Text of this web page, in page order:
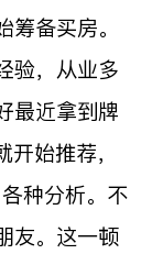
备买房。
验，从业多
最近拿到牌
始推荐，
种分析。不
友。这一顿